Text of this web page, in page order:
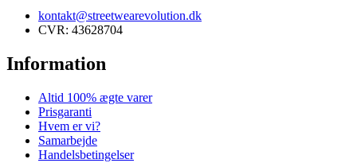
kontakt@streetwearevolution.dk
CVR: 43628704
Information
Altid 100% ægte varer
Prisgaranti
Hvem er vi?
Samarbejde
Handelsbetingelser